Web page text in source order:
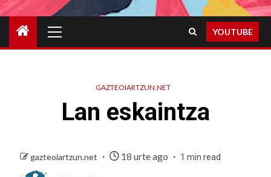
Menu
YOUTUBE
GAZTEOIARTZUN.NET
Lan eskaintza
gazteoiartzun.net 18 urte ago 1 min read